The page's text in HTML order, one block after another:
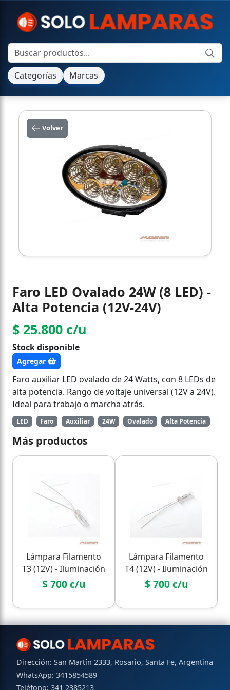
Categorías Marcas
Volver
Faro LED Ovalado 24W (8 LED) -
Alta Potencia (12V-24V)
$ 25.800 c/u
Stock disponible
Agregar
Faro auxiliar LED ovalado de 24 Watts, con 8 LEDs de
alta potencia. Rango de voltaje universal (12V a 24V).
Ideal para trabajo o marcha atrás.
LED Faro Auxiliar 24W Ovalado Alta Potencia
Más productos
Lámpara Filamento
T3 (12V) - Iluminación
de Tecla/Instrumental
$ 700 c/u
Lámpara Filamento
T4 (12V) - Iluminación
de Tecla/Instrumental
$ 700 c/u
Dirección: San Martín 2333, Rosario, Santa Fe, Argentina
WhatsApp: 3415854589
Teléfono: 341 2385213